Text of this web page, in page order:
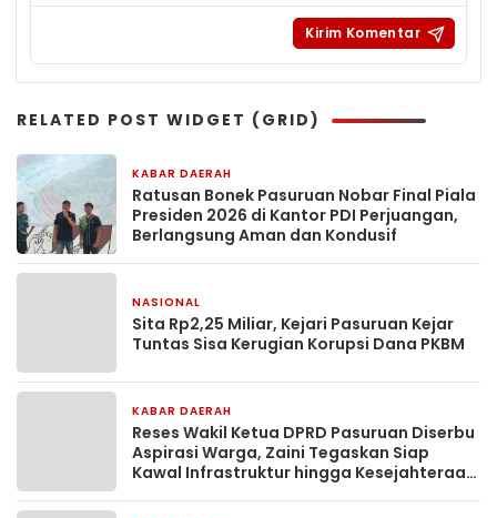
RELATED POST WIDGET (GRID)
KABAR DAERAH
Ratusan Bonek Pasuruan Nobar Final Piala
Presiden 2026 di Kantor PDI Perjuangan,
Berlangsung Aman dan Kondusif
NASIONAL
Sita Rp2,25 Miliar, Kejari Pasuruan Kejar
Tuntas Sisa Kerugian Korupsi Dana PKBM
KABAR DAERAH
Reses Wakil Ketua DPRD Pasuruan Diserbu
Aspirasi Warga, Zaini Tegaskan Siap
Kawal Infrastruktur hingga Kesejahteraan